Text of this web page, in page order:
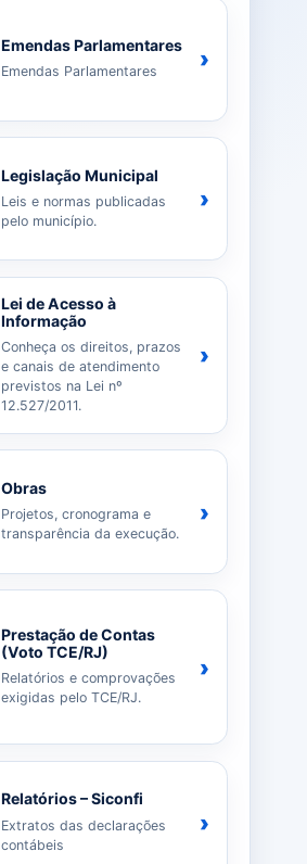
Emendas Parlamentares
Emendas Parlamentares ›
Legislação Municipal
Leis e normas publicadas
pelo município.
›
Lei de Acesso à
Informação
Conheça os direitos, prazos
e canais de atendimento
previstos na Lei nº
12.527/2011.
›
Obras
Projetos, cronograma e
transparência da execução.
›
Prestação de Contas
(Voto TCE/RJ)
Relatórios e comprovações
exigidas pelo TCE/RJ.
›
Relatórios – Siconfi
Extratos das declarações
contábeis
›